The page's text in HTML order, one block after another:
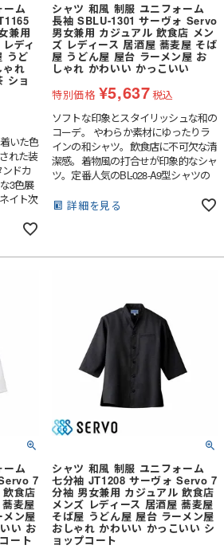
ーム
兼用
ディ
うど
ゃれ
ショ
いた色
れた装
ドカ
3色展
イト次
シャツ 和風 制服 ユニフォーム
長袖 SBLU-1301 サーヴォ Servo
男女兼用 カジュアル 飲食店 メン
ズ レディース 居酒屋 蕎麦屋 そば
屋 うどん屋 屋台 ラーメン屋 お
しゃれ かわいい かっこいい
特別価格 ¥5,637税込
ソフトな印象とスタイリッシュな和の
コーデ。 やわらか素材にゆったりラ
インの和シャツ。飲食店に不可欠な清
潔感。着物風の打合せが印象的なシャ
ツ。定番人気のBL-028-A9型シャツの
気を演出する形、ブラウス素材で着心
げ、落ちやすくする「ステインオフ加
ＳＲ剤を被膜化。ＳＲ剤が洗液中で膨
潤し、汚れを押し上げ、落ちやすくし
詳細を見る
ーム
7
食店
麦屋
ン屋
い お
ート
シャツ 和風 制服 ユニフォーム
七分袖 JT1208 サーヴォ Servo 7
分袖 男女兼用 カジュアル 飲食店
メンズ レディース 居酒屋 蕎麦屋
そば屋 うどん屋 屋台 ラーメン屋
おしゃれ かわいい かっこいい シ
ョップコート